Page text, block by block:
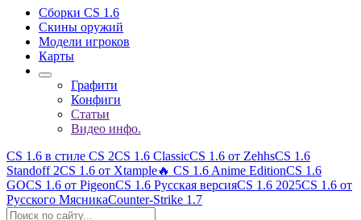
Сборки CS 1.6
Скины оружий
Модели игроков
Карты
Графити
Конфиги
Статьи
Видео инфо.
CS 1.6 в стиле CS 2CS 1.6 ClassicCS 1.6 от ZehhsCS 1.6
Standoff 2CS 1.6 от Xtample🔥 CS 1.6 Anime EditionCS 1.6
GOCS 1.6 от PigeonCS 1.6 Русская версияCS 1.6 2025CS 1.6 от
Русского МясникаCounter-Strike 1.7